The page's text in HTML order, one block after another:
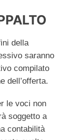
della
saranno
compilato
dell’offerta.
le voci non
soggetto a
contabilità